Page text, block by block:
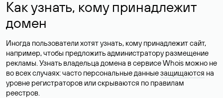
Как узнать, кому принадлежит
домен
Иногда пользователи хотят узнать, кому принадлежит сайт,
например, чтобы предложить администратору размещение
рекламы. Узнать владельца домена в сервисе Whois можно не
во всех случаях: часто персональные данныезащищаются на
уровне регистраторов или скрываются по правилам
реестров.